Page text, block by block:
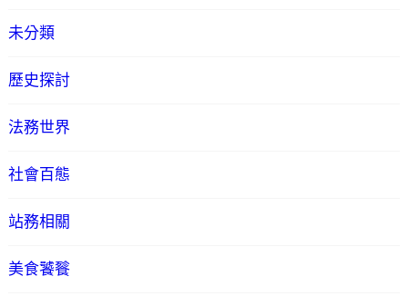
未分類
歷史探討
法務世界
社會百態
站務相關
美食饕餮